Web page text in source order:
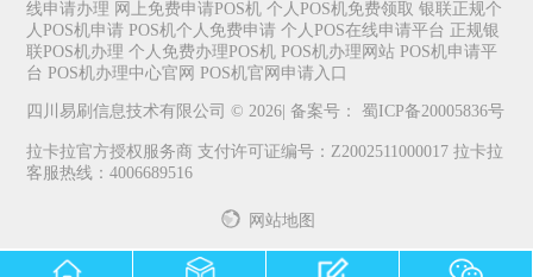
线申请办理 网上免费申请POS机 个人POS机免费领取 银联正规个
人POS机申请 POS机个人免费申请 个人POS在线申请平台 正规银
联POS机办理 个人免费办理POS机 POS机办理网站 POS机申请平
台 POS机办理中心官网 POS机官网申请入口
四川易刷信息技术有限公司 © 2026| 备案号：蜀ICP备20005836号
拉卡拉官方授权服务商 支付许可证编号：Z2002511000017 拉卡拉
客服热线：4006689516
网站地图